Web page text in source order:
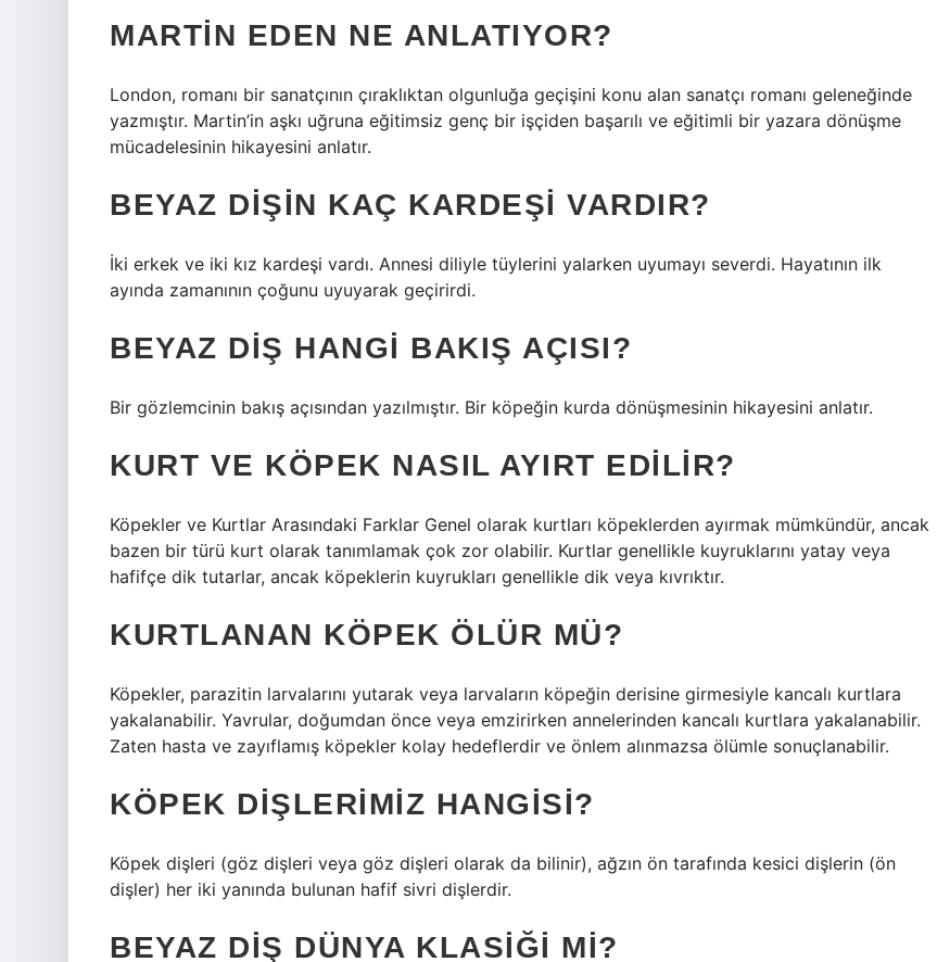
MARTIN EDEN NE ANLATIYOR?
London, romanı bir sanatçının çıraklıktan olgunluğa geçişini konu alan sanatçı romanı geleneğinde
yazmıştır. Martin’in aşkı uğruna eğitimsiz genç bir işçiden başarılı ve eğitimli bir yazara dönüşme
mücadelesinin hikayesini anlatır.
BEYAZ DIŞIN KAÇ KARDEŞI VARDIR?
İki erkek ve iki kız kardeşi vardı. Annesi diliyle tüylerini yalarken uyumayı severdi. Hayatının ilk
ayında zamanının çoğunu uyuyarak geçirirdi.
BEYAZ DIŞ HANGI BAKIŞ AÇISI?
Bir gözlemcinin bakış açısından yazılmıştır. Bir köpeğin kurda dönüşmesinin hikayesini anlatır.
KURT VE KÖPEK NASIL AYIRT EDILIR?
Köpekler ve Kurtlar Arasındaki Farklar Genel olarak kurtları köpeklerden ayırmak mümkündür, ancak
bazen bir türü kurt olarak tanımlamak çok zor olabilir. Kurtlar genellikle kuyruklarını yatay veya
hafifçe dik tutarlar, ancak köpeklerin kuyrukları genellikle dik veya kıvrıktır.
KURTLANAN KÖPEK ÖLÜR MÜ?
Köpekler, parazitin larvalarını yutarak veya larvaların köpeğin derisine girmesiyle kancalı kurtlara
yakalanabilir. Yavrular, doğumdan önce veya emzirirken annelerinden kancalı kurtlara yakalanabilir.
Zaten hasta ve zayıflamış köpekler kolay hedeflerdir ve önlem alınmazsa ölümle sonuçlanabilir.
KÖPEK DIŞLERIMIZ HANGISI?
Köpek dişleri (göz dişleri veya göz dişleri olarak da bilinir), ağzın ön tarafında kesici dişlerin (ön
dişler) her iki yanında bulunan hafif sivri dişlerdir.
BEYAZ DIŞ DÜNYA KLASIĞI MI?